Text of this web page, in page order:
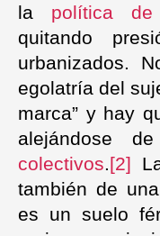
la política de
quitando
urbanizados.
egolatría del
marca” y hay
alejándose
colectivos.[2]
también de
es un suelo